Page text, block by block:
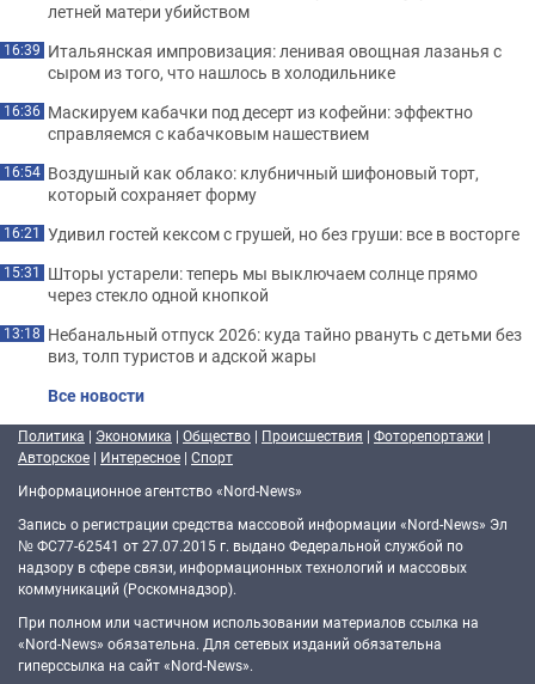
летней матери убийством
16:39 Итальянская импровизация: ленивая овощная лазанья с
сыром из того, что нашлось в холодильнике
16:36 Маскируем кабачки под десерт из кофейни: эффектно
справляемся с кабачковым нашествием
16:54 Воздушный как облако: клубничный шифоновый торт,
который сохраняет форму
16:21 Удивил гостей кексом с грушей, но без груши: все в восторге
15:31 Шторы устарели: теперь мы выключаем солнце прямо
через стекло одной кнопкой
13:18 Небанальный отпуск 2026: куда тайно рвануть с детьми без
виз, толп туристов и адской жары
Все новости
Политика | Экономика | Общество | Происшествия | Фоторепортажи |
Авторское | Интересное | Спорт
Информационное агентство «Nord-News»
Запись о регистрации средства массовой информации «Nord-News» Эл
№ ФС77-62541 от 27.07.2015 г. выдано Федеральной службой по
надзору в сфере связи, информационных технологий и массовых
коммуникаций (Роскомнадзор).
При полном или частичном использовании материалов ссылка на
«Nord-News» обязательна. Для сетевых изданий обязательна
гиперссылка на сайт «Nord-News».